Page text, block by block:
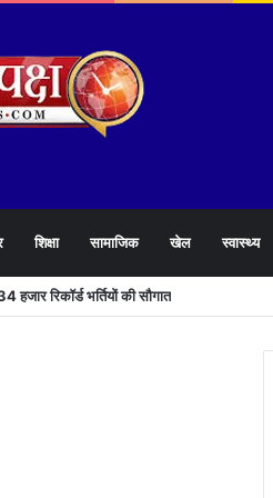
शिक्षा सामाजिक खेल स्वास्थ्य
हजार रिकॉर्ड भर्तियों की सौगात